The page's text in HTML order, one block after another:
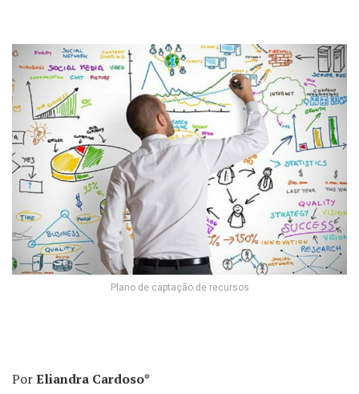
Plano de captação de recursos
PorEliandra Cardoso*